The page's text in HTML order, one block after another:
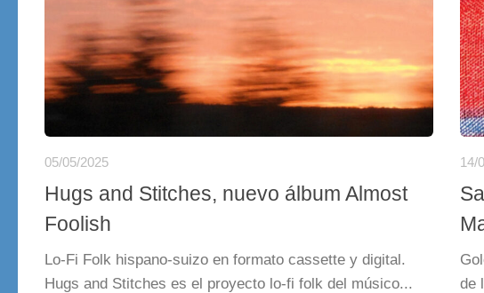
05/05/2025
Hugs and Stitches, nuevo álbum Almost
Foolish
Lo-Fi Folk hispano-suizo en formato cassette y digital.
Hugs and Stitches es el proyecto lo-fi folk del músico...
14/
de